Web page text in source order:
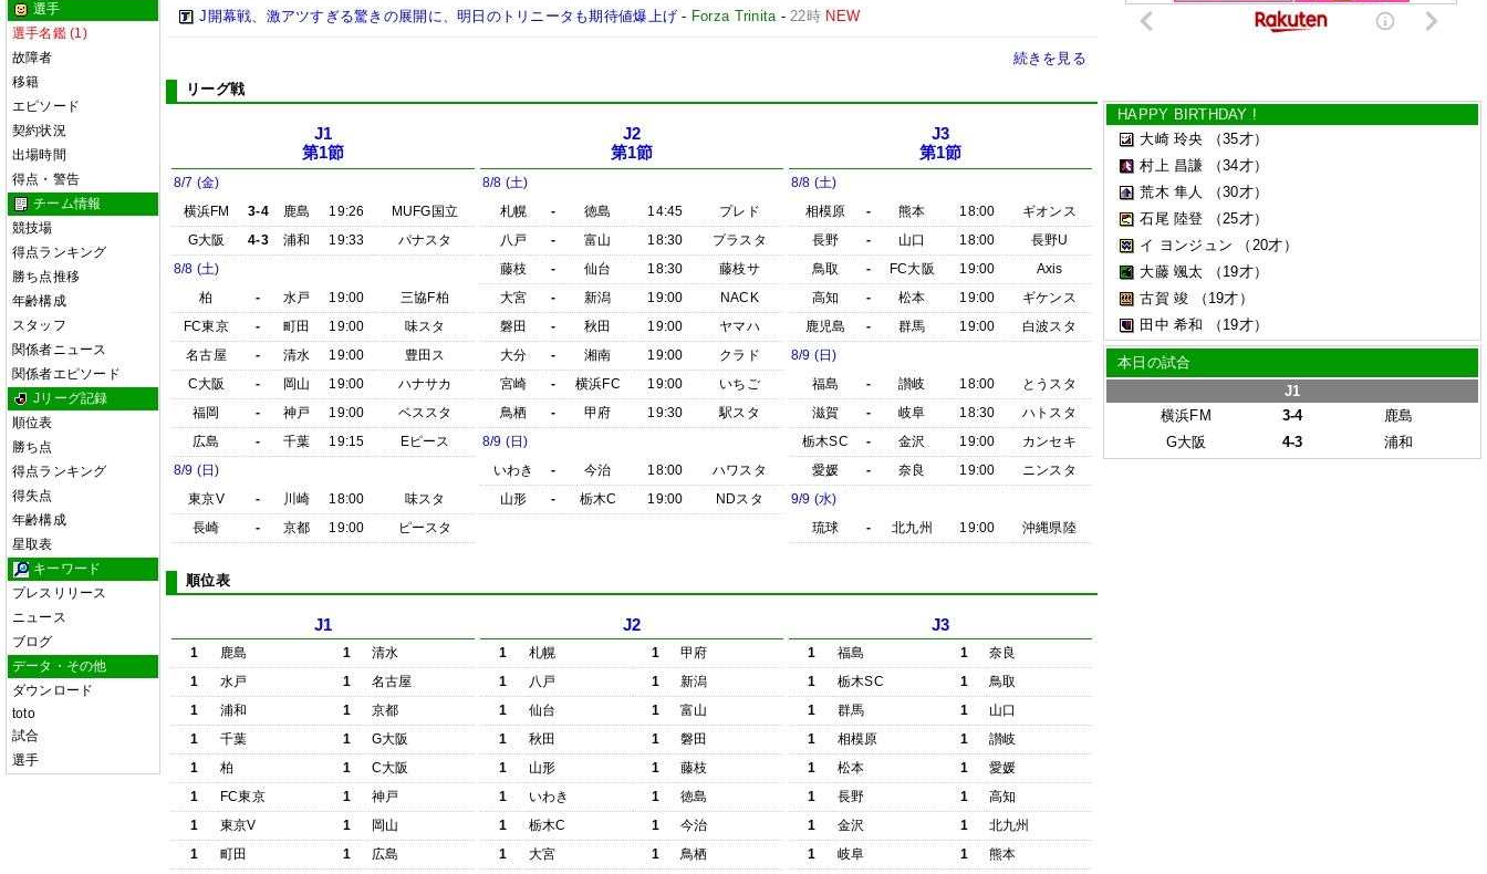
選手
選手名鑑 (1)
故障者
移籍
エピソード
契約状況
出場時間
得点・警告
チーム情報
競技場
得点ランキング
勝ち点推移
年齢構成
スタッフ
関係者ニュース
関係者エピソード
Jリーグ記録
順位表
勝ち点
得点ランキング
得失点
年齢構成
星取表
キーワード
プレスリリース
ニュース
ブログ
データ・その他
ダウンロード
toto
試合
選手
J開幕戦、激アツすぎる驚きの展開に、明日のトリニータも期待値爆上げ - Forza Trinita-22時 NEW
続きを見る
リーグ戦
J1
第1節
8/7 (金)
横浜FM
3-4 鹿島 19:26
MUFG国立
G大阪
4-3 浦和 19:33
パナスタ
8/8 (土)
柏
- 水戸 19:00
三協F柏
FC東京
- 町田 19:00
味スタ
名古屋
- 清水 19:00
豊田ス
C大阪
- 岡山 19:00
ハナサカ
福岡
- 神戸 19:00
ベススタ
広島
- 千葉 19:15
Eピース
8/9 (日)
東京V
- 川崎 18:00
味スタ
長崎
- 京都 19:00 ピースタ
J2
第1節
8/8 (土)
札幌
- 徳島 14:45
プレド
八戸
- 富山 18:30
プラスタ
藤枝
- 仙台 18:30
藤枝サ
大宮
- 新潟 19:00
NACK
磐田
- 秋田 19:00
ヤマハ
大分
- 湘南 19:00
クラド
宮崎
- 横浜FC 19:00
いちご
鳥栖
- 甲府 19:30
駅スタ
8/9 (日)
いわき
- 今治 18:00
ハワスタ
山形
- 栃木C 19:00 NDスタ
J3
第1節
8/8 (土)
相模原
- 熊本 18:00
ギオンス
長野
- 山口 18:00
長野U
鳥取
- FC大阪 19:00
Axis
高知
- 松本 19:00
ギケンス
鹿児島
- 群馬 19:00
白波スタ
8/9 (日)
福島
- 讃岐 18:00
とうスタ
滋賀
- 岐阜 18:30
ハトスタ
栃木SC
- 金沢 19:00
カンセキ
愛媛
- 奈良 19:00
ニンスタ
9/9 (水)
琉球
- 北九州 19:00 沖縄県陸
順位表
J1
1 鹿島 1
清水
1
水戸 1
名古屋
1
浦和 1
京都
1
千葉 1
G大阪
1
柏 1
C大阪
1
FC東京 1
神戸
1
東京V 1
岡山
1
町田 1
広島
J2
1 札幌 1
甲府
1
八戸 1
新潟
1
仙台 1
富山
1
秋田 1
磐田
1
山形 1
藤枝
1
いわき 1
徳島
1
栃木C 1
今治
1
大宮 1
鳥栖
J3
1 福島 1
奈良
1
栃木SC 1
鳥取
1
群馬 1
山口
1
相模原 1
讃岐
1
松本 1
愛媛
1
長野 1
高知
1
金沢 1
北九州
1
岐阜 1
熊本
HAPPY BIRTHDAY !
大崎 玲央
（35才）
村上 昌謙
（34才）
荒木 隼人
（30才）
石尾 陸登
（25才）
イ ヨンジュン
（20才）
大藤 颯太
（19才）
古賀 竣
（19才）
田中 希和
（19才）
本日の試合
J1
横浜FM
3-4
鹿島
G大阪
4-3 浦和